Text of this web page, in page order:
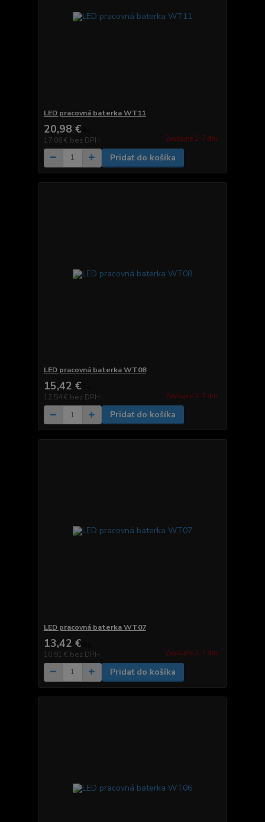
LED pracovná baterka WT11
20,98 €
17,06 € bez DPH Zvyčajne 2-7 dni.
Pridať do košíka
LED pracovná baterka WT08
15,42 €
12,54 € bez DPH Zvyčajne 2-7 dni.
Pridať do košíka
LED pracovná baterka WT07
13,42 €
10,91 € bez DPH Zvyčajne 2-7 dni.
Pridať do košíka